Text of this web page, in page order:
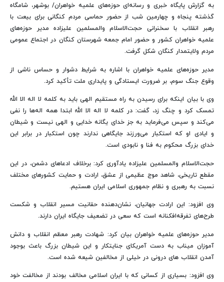
به گزارش پایگاه خبری و رسانه‌ای حوزه‌های علمیه خواهران/ بوشهر، شامگاه
گذشته پنجاه و چهارمین شب از حضور حماسی مردم کنگانی برای بیعت با
رهبر انقلاب با سخنرانی حجت‌الاسلام والمسلمین علیزاده مدیر حوزه‌های
علمیه خواهران کشور و حضور امام جمعه شهرستان کنگان در اجتماع عمومی
مردم ولایتمدار کنگان شکل گرفت.
مدیر حوزه‌های علمیه خواهران با اشاره به شرایط دشوار و حساس ناشی از
وقوع جنگ سوم، بر ضرورت ایستادگی و پایداری ملت تأکید کرد.
وی با بیان اینکه برای رسیدن به راه مستقیم الهی باید به کلمه لا اله الا الله
تمسک کرد و چنگ زد، گفت: در کلمه لا اله الا الله ابتدا همه اله‌ها را نفی
می‌کند و سپس می‌فرماید به جز خدای یگانه خدایی و الهی نیست و شیطان
و ایادی او که استکبار می‌ورزند جایگاهی ندارند چون استکبار در برابر این
خدای بزرگ محکوم به فنا و نابودی است.
حجت‌الاسلام والمسلمین علیزاده یادآوری کرد: برخلاف ادعاهای دشمن، در این
مقطع تاریخی، شاهد موج عظیمی از عشق، ارادت و حمایت کشورهای مختلف
نسبت به رهبری و نظام جمهوری اسلامی ایران هستیم.
وی افزود: این ارادت جهانیان، نشان‌دهنده حقانیت مسیر انقلاب و شکست
طرح‌های تفرقه‌افکنانه است که سعی در تضعیف جایگاه ایران دارند.
مدیر حوزه‌های علمیه خواهران بیان کرد: شهادت رهبر معظم انقلاب و دانش
آموزان میناب به دست آمریکای جنایتکار و این شیطان بزرگ باعث بوجود
آمدن انقلاب های درونی در خیلی از مخالفین شیعه شده است.
وی افزود: بسیاری از کسانی که با ایران اسلامی مخالف بودند از مخالفت خود